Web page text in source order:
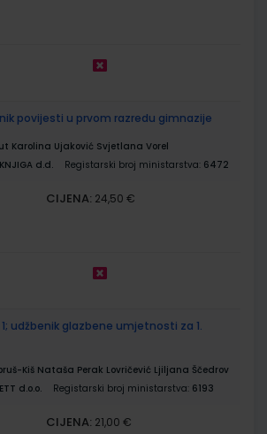
povijesti u prvom razredu gimnazije
Karolina Ujaković Svjetlana Vorel
d.d. Registarski broj ministarstva: 6472
CIJENA: 24,50 €
1; udžbenik glazbene umjetnosti za 1.
Kiš Nataša Perak Lovričević Ljiljana Ščedrov
d.o.o. Registarski broj ministarstva: 6193
CIJENA: 21,00 €